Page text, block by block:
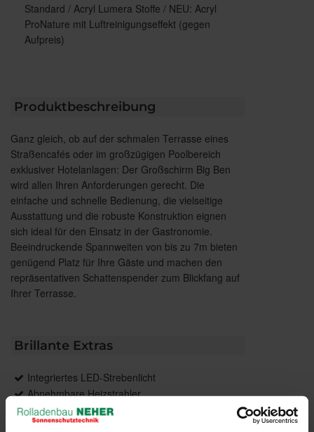
Standard / Acryl Lumera Stoffe / NEU: Acryl
ProNature mit Luftreinigungseffekt (gegen
Aufpreis)
Produktbeschreibung
Ganz gleich, ob auf der schmalen Terrasse eines
Straßencafés oder im großzügigen Poolbereich
exklusiver Hotelanlagen: Der Großschirm Big Ben
wird allen Ihren Anforderungen gerecht. Die
einfache und schnelle Bedienung, die vielseitige
Ausstattung und die robuste Konstruktion eignen
sich ideal für den Einsatz in der Gastronomie.
Beeindruckende Spannweiten von bis zu 7m bieten
genügend Platz für Ihre Gäste und machen den
repräsentativen Schattenspender zum Blickfang auf
Ihrer Terrasse.
Brillante Extras
Integriertes LED-Strebenlicht
Abnehmbare Heizstrahler
Schirmständer Multicube